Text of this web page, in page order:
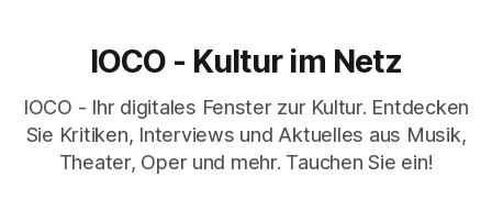
IOCO - Kultur im Netz
IOCO - Ihr digitales Fenster zur Kultur. Entdecken
Sie Kritiken, Interviews und Aktuelles aus Musik,
Theater, Oper und mehr. Tauchen Sie ein!